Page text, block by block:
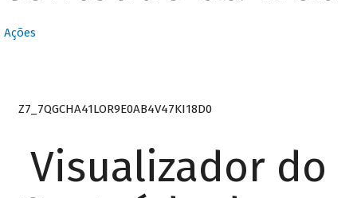
Ações
Z7_7QGCHA41LOR9E0AB4V47KI18D0
Visualizador do